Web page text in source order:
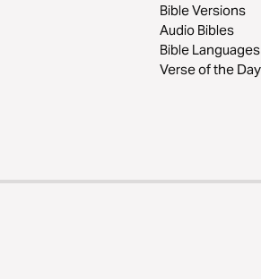
Bible Versions
Audio Bibles
Bible Languages
Verse of the Day